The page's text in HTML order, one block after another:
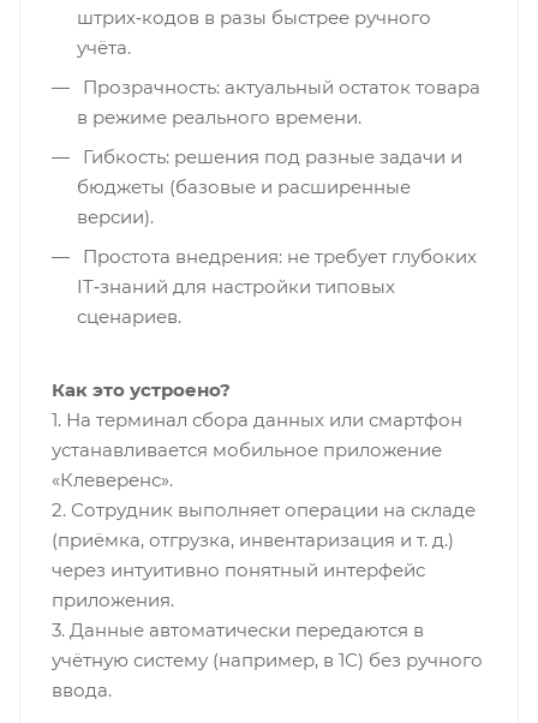
штрих‑кодов в разы быстрее ручного
учёта.
Прозрачность: актуальный остаток товара
в режиме реального времени.
Гибкость: решения под разные задачи и
бюджеты (базовые и расширенные
версии).
Простота внедрения: не требует глубоких
IT‑знаний для настройки типовых
сценариев.
Как это устроено?
1. На терминал сбора данных или смартфон
устанавливается мобильное приложение
«Клеверенс».
2. Сотрудник выполняет операции на складе
(приёмка, отгрузка, инвентаризация и т. д.)
через интуитивно понятный интерфейс
приложения.
3. Данные автоматически передаются в
учётную систему (например, в 1С) без ручного
ввода.